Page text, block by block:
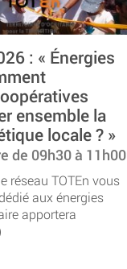
: « Énergies
ensemble la
locale ? »
de 09h30 à 11h00
réseau TOTEn vous
aux énergies
apportera